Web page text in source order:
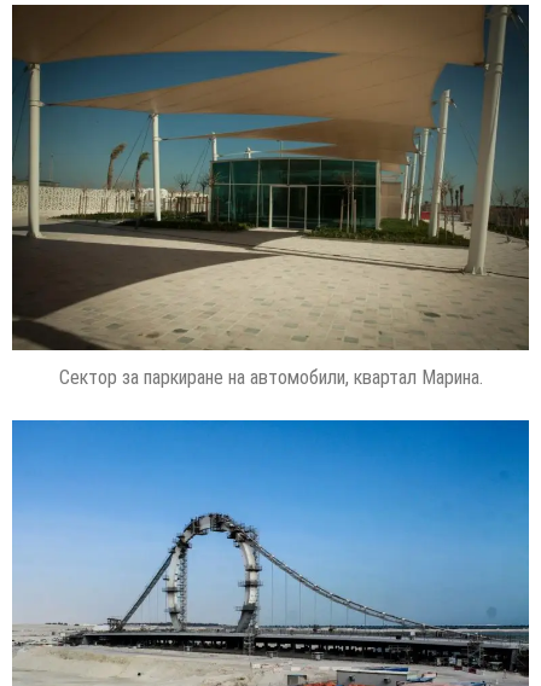
Сектор за паркиране на автомобили, квартал Марина.